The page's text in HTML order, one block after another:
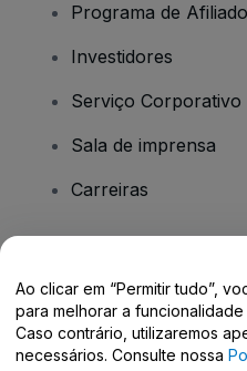
Programa de
Investidores
Serviço Corporativo
Sala de imprensa
Carreiras
Centro de Ajuda /
Ao clicar em “Permitir tudo”,
para melhorar a
Caso contrário, utilizaremos
necessários. Consulte nossa